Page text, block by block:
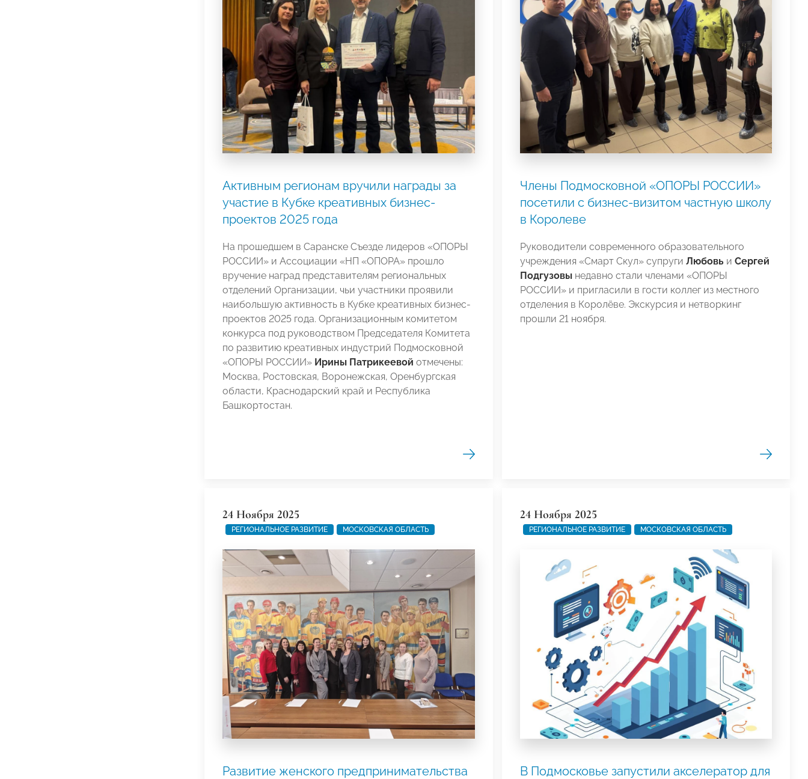
Активным регионам вручили награды за
участие в Кубке креативных бизнес-
проектов 2025 года
На прошедшем в Саранске Съезде лидеров «ОПОРЫ
РОССИИ» и Ассоциации «НП «ОПОРА» прошло
вручение наград представителям региональных
отделений Организации, чьи участники проявили
наибольшую активность в Кубке креативных бизнес-
проектов 2025 года. Организационным комитетом
конкурса под руководством Председателя Комитета
по развитию креативных индустрий Подмосковной
«ОПОРЫ РОССИИ» Ирины Патрикеевой отмечены:
Москва, Ростовская, Воронежская, Оренбургская
области, Краснодарский край и Республика
Башкортостан.
Члены Подмосковной «ОПОРЫ РОССИИ»
посетили с бизнес-визитом частную школу
в Королеве
Руководители современного образовательного
учреждения «Смарт Скул» супруги Любовь и Сергей
Подгузовынедавно стали членами «ОПОРЫ
РОССИИ» и пригласили в гости коллег из местного
отделения в Королёве. Экскурсия и нетворкинг
прошли 21 ноября.
24 Ноября 2025
РЕГИОНАЛЬНОЕ РАЗВИТИЕ МОСКОВСКАЯ ОБЛАСТЬ
Развитие женского предпринимательства
24 Ноября 2025
РЕГИОНАЛЬНОЕ РАЗВИТИЕ МОСКОВСКАЯ ОБЛАСТЬ
В Подмосковье запустили акселератор для